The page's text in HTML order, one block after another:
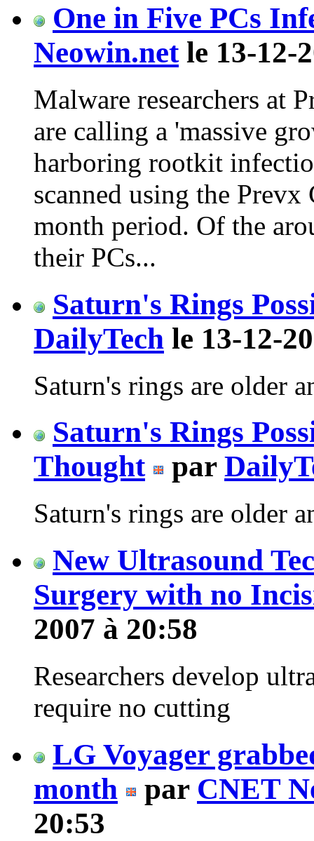
One in Five PCs
Neowin.netle 13-12-
Malware researchers at
are calling a 'massive
harboring rootkit
scanned using the
month period. Of the
their PCs...
Saturn's Rings
DailyTech le 13-12-
Saturn's rings are older
Saturn's Rings
Thought
par
Saturn's rings are older
New Ultrasound
Surgery with no
2007 à 20:58
Researchers develop
require no cutting
LG Voyager
month
par CNET
20:53